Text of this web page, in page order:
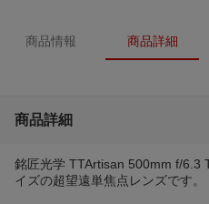
商品情報 商品詳細
商品詳細
銘匠光学 TTArtisan 500mm f/6.3
イズの超望遠単焦点レンズです。